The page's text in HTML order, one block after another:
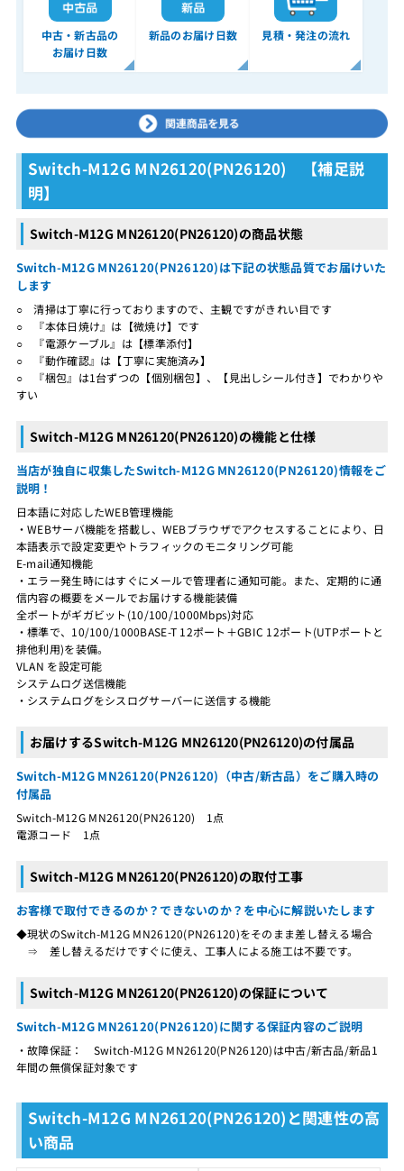
中古・新古品の
お届け日数
新品のお届け日数 見積・発注の流れ
Switch-M12G MN26120(PN26120) 【補足説
明】
Switch-M12G MN26120(PN26120)の商品状態
Switch-M12G MN26120(PN26120)は下記の状態品質でお届けいた
します
○ 清掃は丁寧に行っておりますので、主観ですがきれい目です
○ 『本体日焼け』は【微焼け】です
○ 『電源ケーブル』は【標準添付】
○ 『動作確認』は【丁寧に実施済み】
○ 『梱包』は1台ずつの【個別梱包】、【見出しシール付き】でわかりや
すい
Switch-M12G MN26120(PN26120)の機能と仕様
当店が独自に収集したSwitch-M12G MN26120(PN26120)情報をご
説明！
日本語に対応したWEB管理機能
・WEBサーバ機能を搭載し、WEBブラウザでアクセスすることにより、日
本語表示で設定変更やトラフィックのモニタリング可能
E-mail通知機能
・エラー発生時にはすぐにメールで管理者に通知可能。また、定期的に通
信内容の概要をメールでお届けする機能装備
全ポートがギガビット(10/100/1000Mbps)対応
・標準で、10/100/1000BASE-T 12ポート＋GBIC 12ポート(UTPポートと
排他利用)を装備。
VLAN を設定可能
システムログ送信機能
・システムログをシスログサーバーに送信する機能
お届けするSwitch-M12G MN26120(PN26120)の付属品
Switch-M12G MN26120(PN26120)（中古/新古品）をご購入時の
付属品
Switch-M12G MN26120(PN26120) 1点
電源コード 1点
Switch-M12G MN26120(PN26120)の取付工事
お客様で取付できるのか？できないのか？を中心に解説いたします
◆現状のSwitch-M12G MN26120(PN26120)をそのまま差し替える場合
⇒ 差し替えるだけですぐに使え、工事人による施工は不要です。
Switch-M12G MN26120(PN26120)の保証について
Switch-M12G MN26120(PN26120)に関する保証内容のご説明
・故障保証： Switch-M12G MN26120(PN26120)は中古/新古品/新品1
年間の無償保証対象です
Switch-M12G MN26120(PN26120)と関連性の高
い商品